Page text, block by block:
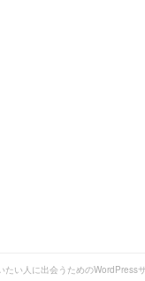
い人に出会うためのWordPress